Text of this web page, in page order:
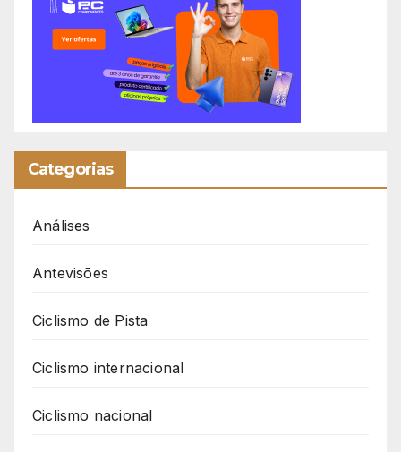
Categorias
Análises
Antevisões
Ciclismo de Pista
Ciclismo internacional
Ciclismo nacional